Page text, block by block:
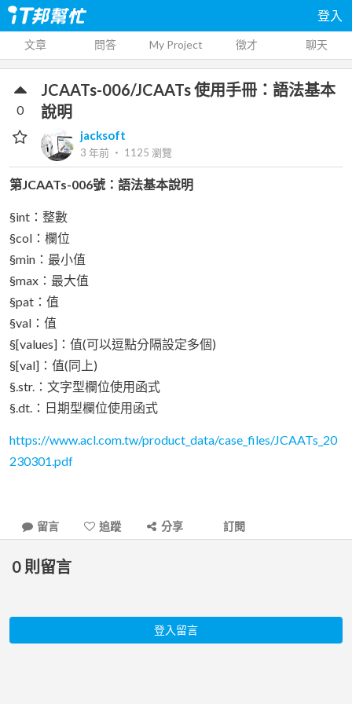
登入
文章 問答 My Project 徵才 聊天
JCAATs-006/JCAATs 使用手冊：語法基本
說明
jacksoft
3 年前 ‧ 1125 瀏覽
0
第JCAATs-006號：語法基本說明
§int：整數
§col：欄位
§min：最小值
§max：最大值
§pat：值
§val：值
§[values]：值(可以逗點分隔設定多個)
§[val]：值(同上)
§.str.：文字型欄位使用函式
§.dt.：日期型欄位使用函式
https://www.acl.com.tw/product_data/case_files/JCAATs_20
230301.pdf
留言 追蹤 分享 訂閱
0 則留言
登入留言